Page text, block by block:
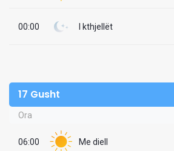
00:00 I kthjellët
17 Gusht
Ora
06:00 Me diell